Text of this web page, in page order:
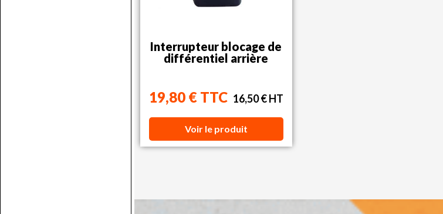
Interrupteur blocage de
différentiel arrière
19,80 € TTC 16,50 € HT
Voir le produit